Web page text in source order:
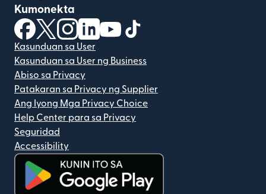
Kumonekta
(bubukas sa bagong window)
(bubukas sa bagong window)
(bubukas sa bagong window)
(bubukas sa bagong window)
(bubukas sa bagong window)
Kasunduan sa User
Kasunduan sa User ng Business
Abiso sa Privacy
Patakaran sa Privacy ng Supplier
Ang Iyong Mga Privacy Choice
Help Center para sa Privacy
Seguridad
Accessibility